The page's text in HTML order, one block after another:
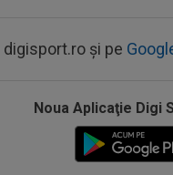
și pe
Noua Aplicaţie Digi